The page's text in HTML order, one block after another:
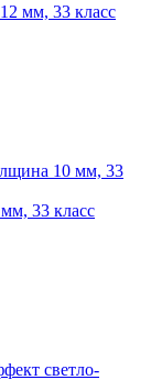
мм, 33 класс
33 класс